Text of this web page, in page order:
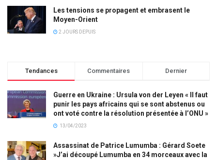
Les tensions se propagent et embrasent le
Moyen-Orient
2 JOURS DEPUIS
Tendances Commentaires Dernier
Guerre en Ukraine : Ursula von der Leyen « Il faut
punir les pays africains qui se sont abstenus ou
ont voté contre la résolution présentée à l’ONU »
13/04/2023
Assassinat de Patrice Lumumba : Gérard Soete
»J’ai découpé Lumumba en 34 morceaux avec la